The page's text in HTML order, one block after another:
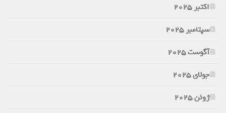
اکتبر 2025
سپتامبر 2025
آگوست 2025
جولای 2025
ژوئن 2025